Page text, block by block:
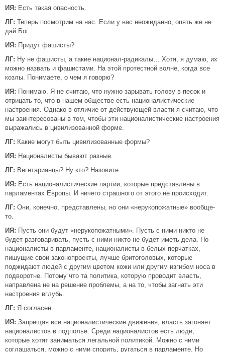
ИЯ: Есть такая опасность.
ЛГ: Теперь посмотрим на нас. Если у нас неожиданно, опять же не
дай Бог…
ИЯ: Придут фашисты?
ЛГ: Ну не фашисты, а такие национал-радикалы… Хотя, я думаю, их
можно назвать и фашистами. На этой протестной волне, когда все
козлы. Понимаете, о чем я говорю?
ИЯ: Понимаю. Я не считаю, что нужно зарывать голову в песок и
отрицать то, что в нашем обществе есть националистические
настроения. Однако в отличие от действующей власти я считаю, что
мы заинтересованы в том, чтобы эти националистические настроения
выражались в цивилизованной форме.
ЛГ: Какие могут быть цивилизованные формы?
ИЯ: Националисты бывают разные.
ЛГ: Вегетарианцы? Ну кто? Назовите.
ИЯ: Есть националистические партии, которые представлены в
парламентах Европы. И ничего страшного от этого не происходит.
ЛГ: Они, конечно, представлены, но они «нерукопожатные» вообще-
то.
ИЯ: Пусть они будут «нерукопожатными». Пусть с ними никто не
будет разговаривать, пусть с ними никто не будет иметь дела. Но
националисты в парламенте, националисты в белых перчатках,
пишущие свои законопроекты, лучше бритоголовых, которые
поджидают людей с другим цветом кожи или другим изгибом носа в
подворотне. Потому что та политика, которую проводит власть,
направлена не на решение проблемы, а на то, чтобы загнать эти
настроения вглубь.
ЛГ: Я согласен.
ИЯ: Запрещая все националистические движения, власть загоняет
националистов в подполье. Среди националистов есть люди,
которые хотят заниматься легальной политикой. Можно с ними
соглашаться, можно с ними спорить, ругаться в парламенте. Но